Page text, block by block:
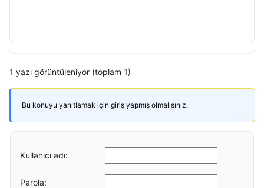
1 yazı görüntüleniyor (toplam 1)
Bu konuyu yanıtlamak için giriş yapmış olmalısınız.
Kullanıcı adı:
Parola: